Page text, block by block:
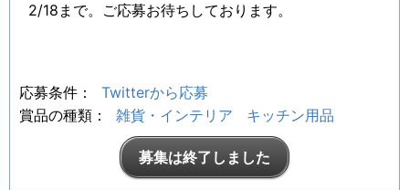
2/18まで。ご応募お待ちしております。
応募条件：
Twitterから応募
賞品の種類：
雑貨・インテリア キッチン用品
募集は終了しました